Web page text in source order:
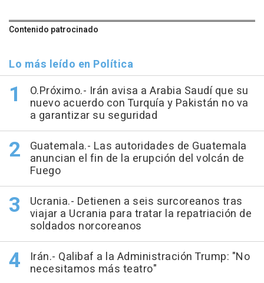
Contenido patrocinado
Lo más leído en Política
O.Próximo.- Irán avisa a Arabia Saudí que su
nuevo acuerdo con Turquía y Pakistán no va
a garantizar su seguridad
Guatemala.- Las autoridades de Guatemala
anuncian el fin de la erupción del volcán de
Fuego
Ucrania.- Detienen a seis surcoreanos tras
viajar a Ucrania para tratar la repatriación de
soldados norcoreanos
Irán.- Qalibaf a la Administración Trump: "No
necesitamos más teatro"